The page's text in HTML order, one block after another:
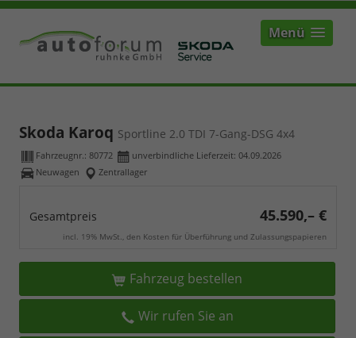
Menü
Skoda Karoq Sportline 2.0 TDI 7-Gang-DSG 4x4
Fahrzeugnr.: 80772 unverbindliche Lieferzeit: 04.09.2026
Neuwagen
Zentrallager
Gesamtpreis 45.590,– €
incl. 19% MwSt., den Kosten für Überführung und Zulassungspapieren
Fahrzeug bestellen
Wir rufen Sie an